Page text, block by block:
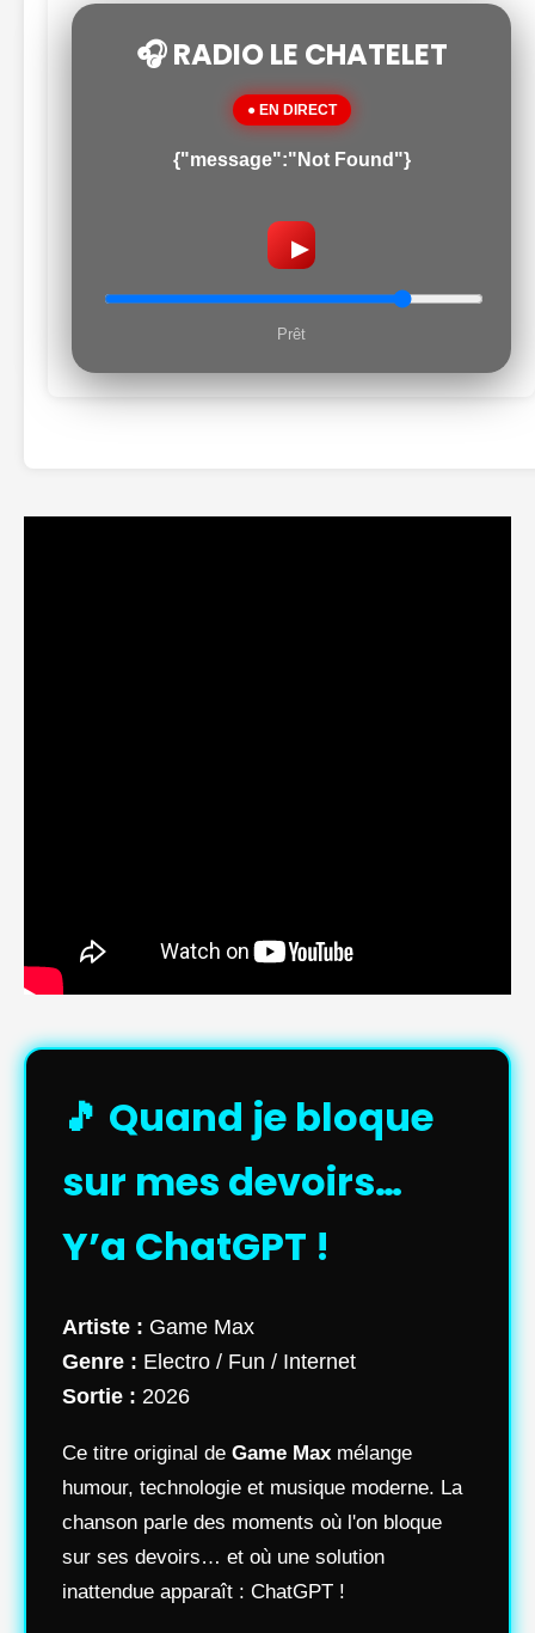
🎧 RADIO LE CHATELET
● EN DIRECT
{"message":"Not Found"}
▶
Prêt
🎵 Quand je bloque
sur mes devoirs…
Y’a ChatGPT !
Artiste : Game Max
Genre : Electro / Fun / Internet
Sortie : 2026
Ce titre original de Game Max mélange
humour, technologie et musique moderne. La
chanson parle des moments où l'on bloque
sur ses devoirs… et où une solution
inattendue apparaît : ChatGPT !